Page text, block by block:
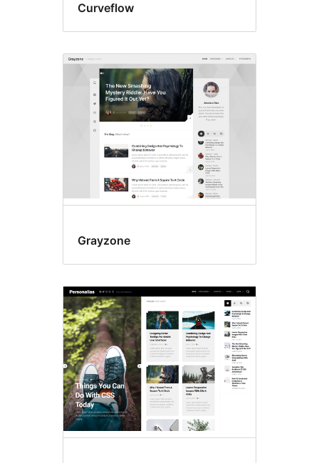
Curveflow
Grayzone